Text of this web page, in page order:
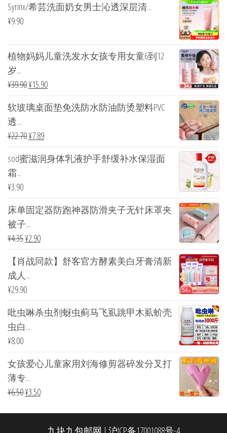
Syrinx/希芸洗面奶女男士沁透深层清...
¥9.90
植物妈妈儿童洗发水女孩专用女童6到12
岁...
¥39.90¥15.90
软玻璃桌面垫免洗防水防油防烫塑料PVC
透...
¥22.70¥7.89
sod蜜滋润身体乳液护手舒缓补水保湿面
霜...
¥3.90
床单固定器防跑神器防滑夹子无针床罩夹
被子...
¥4.35¥2.90
【肖战同款】舒客官方酵素美白牙膏清新
成人...
¥29.90
吡虫啉杀虫剂蚜虫蓟马飞虱跳甲木虱蚧壳
虫白...
¥8.00
女孩爱心儿童家用刘海修剪器碎发分叉打
薄专...
¥6.50¥3.50
九块九包邮网 | 沪ICP备17001088号-4